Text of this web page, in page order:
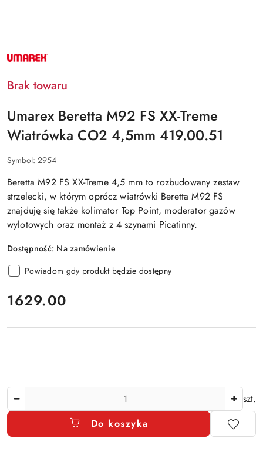
NAZWA
PRODUCENTA:
Brak towaru
Umarex Beretta M92 FS XX-Treme
Wiatrówka CO2 4,5mm 419.00.51
Symbol: 2954
Beretta M92 FS XX-Treme 4,5 mmto rozbudowany zestaw
strzelecki, w którym oprócz wiatrówki Beretta M92 FS
znajduję się także kolimator Top Point, moderator gazów
wylotowych oraz montaż z 4 szynami Picatinny.
Dostępność: Na zamówienie
Powiadom gdy produkt będzie dostępny
cena:
1629.00
szt.
Do koszyka